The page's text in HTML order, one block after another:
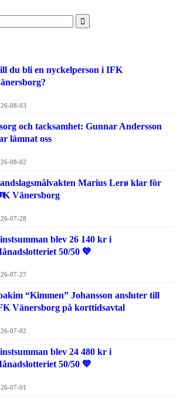
du bli en nyckelperson i IFK
08-03
och tacksamhet: Gunnar Andersson
lämnat oss
08-02
Marius Lerø klar för
Vänersborg
07-28
blev 26 140 kr i
50/50 💙
07-27
“Kimmen” Johansson ansluter till
Vänersborg på korttidsavtal
07-02
blev 24 480 kr i
50/50 💙
07-01